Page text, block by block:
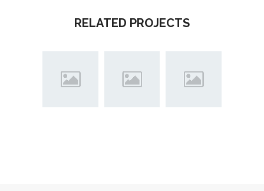
RELATED PROJECTS